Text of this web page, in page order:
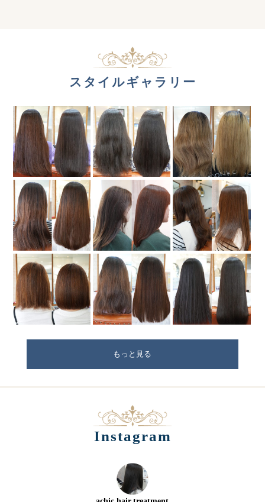
スタイルギャラリー
もっと見る
Instagram